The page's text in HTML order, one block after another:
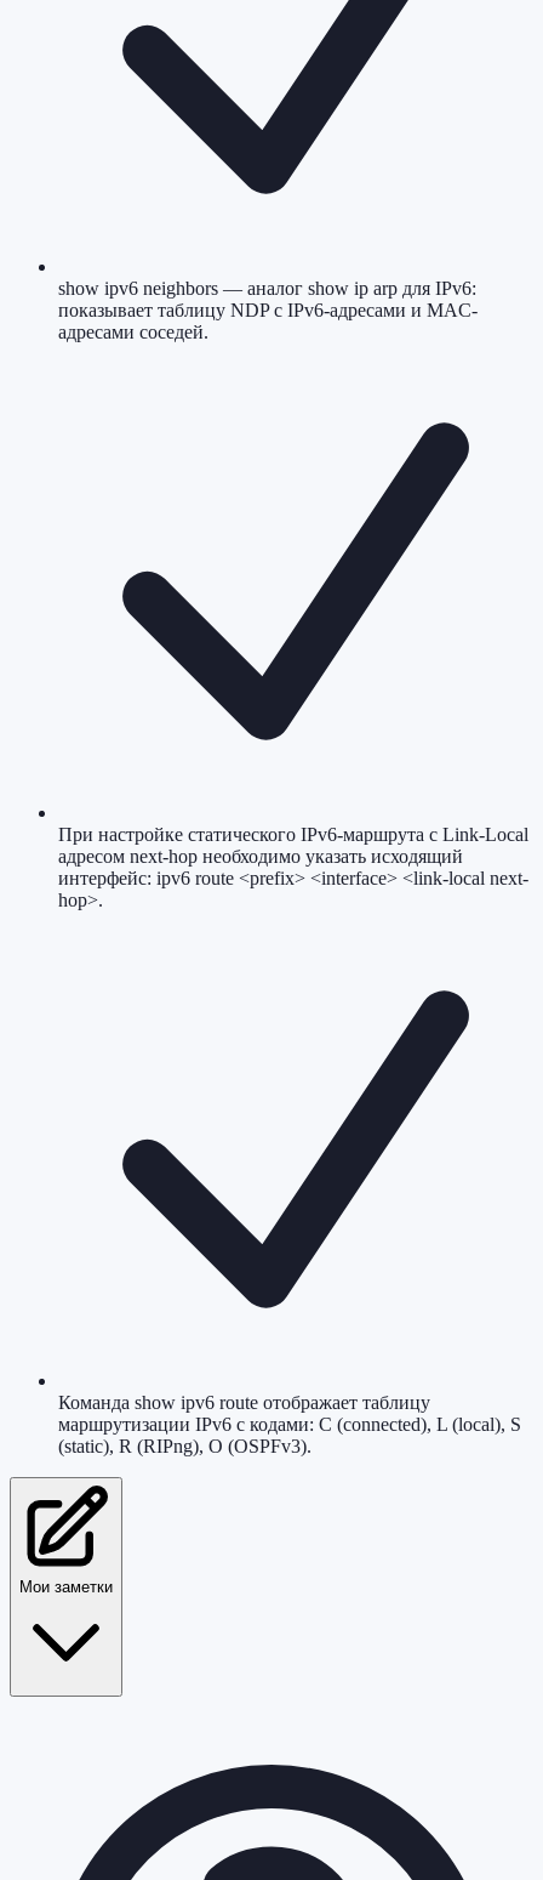
show ipv6 neighbors — аналог show ip arp для IPv6:
показывает таблицу NDP с IPv6-адресами и MAC-
адресами соседей.
При настройке статического IPv6-маршрута с Link-Local
адресом next-hop необходимо указать исходящий
интерфейс: ipv6 route <prefix> <interface> <link-local next-
hop>.
Команда show ipv6 route отображает таблицу
маршрутизации IPv6 с кодами: C (connected), L (local), S
(static), R (RIPng), O (OSPFv3).
Мои заметки